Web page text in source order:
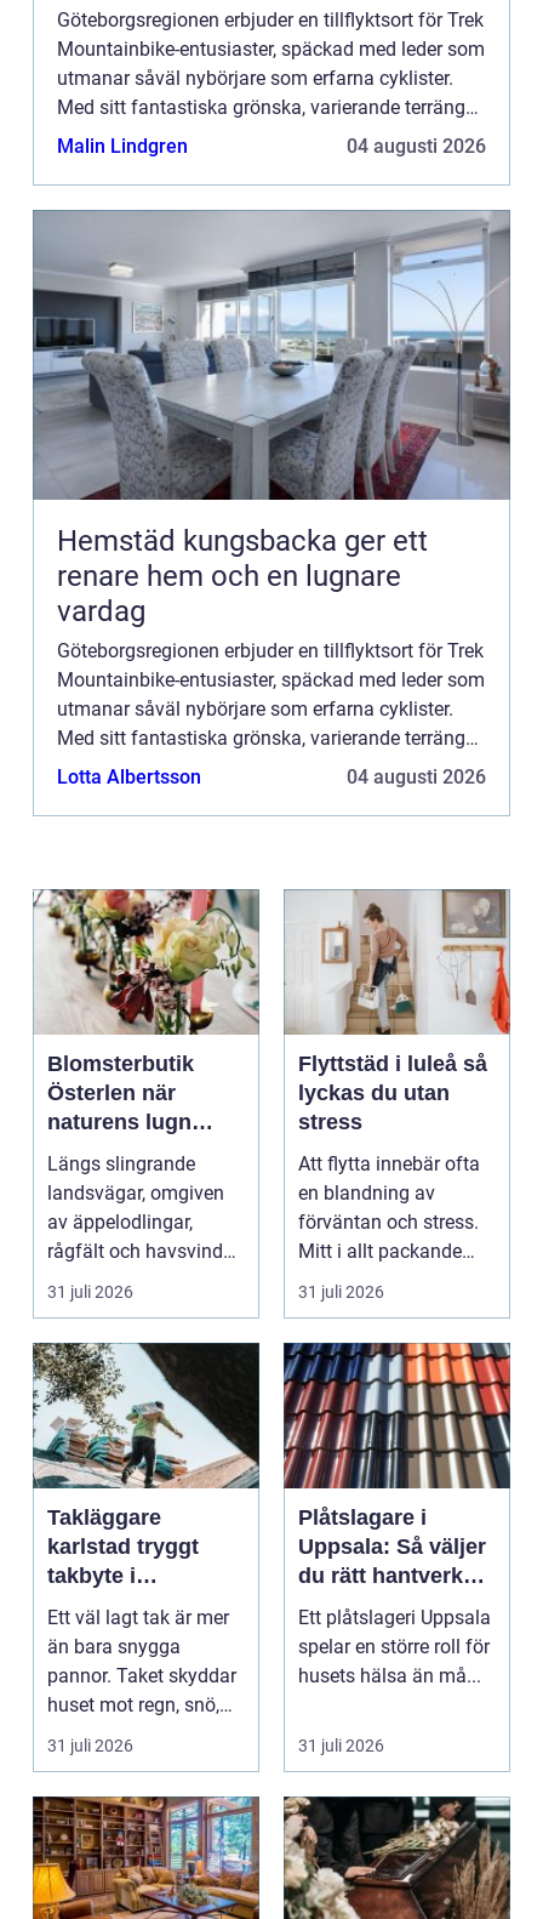
Göteborgsregionen erbjuder en tillflyktsort för Trek
Mountainbike-entusiaster, späckad med leder som
utmanar såväl nybörjare som erfarna cyklister.
Med sitt fantastiska grönska, varierande terräng
och när...
Malin Lindgren 04 augusti 2026
Hemstäd kungsbacka ger ett
renare hem och en lugnare
vardag
Göteborgsregionen erbjuder en tillflyktsort för Trek
Mountainbike-entusiaster, späckad med leder som
utmanar såväl nybörjare som erfarna cyklister.
Med sitt fantastiska grönska, varierande terräng
och när...
Lotta Albertsson 04 augusti 2026
Blomsterbutik
Österlen när
naturens lugn
möter kreativt
hantverk
Längs slingrande
landsvägar, omgiven
av äppelodlingar,
rågfält och havsvindar,
har
blomsterhantverke...
31 juli 2026
Flyttstäd i luleå så
lyckas du utan
stress
Att flytta innebär ofta
en blandning av
förväntan och stress.
Mitt i allt packande
och planerande dy...
31 juli 2026
Takläggare
karlstad tryggt
takbyte i
värmländskt klimat
Ett väl lagt tak är mer
än bara snygga
pannor. Taket skyddar
huset mot regn, snö,
blåst och stark vå...
31 juli 2026
Plåtslagare i
Uppsala: Så väljer
du rätt hantverkare
för tak och fasad
Ett plåtslageri Uppsala
spelar en större roll för
husets hälsa än må...
31 juli 2026